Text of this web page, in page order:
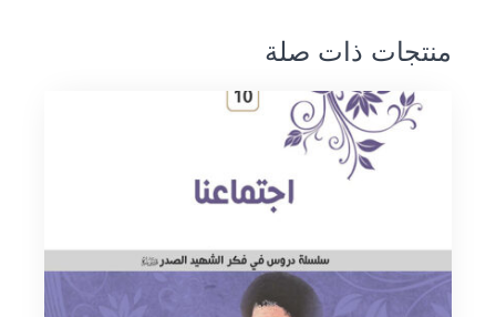
منتجات ذات صلة